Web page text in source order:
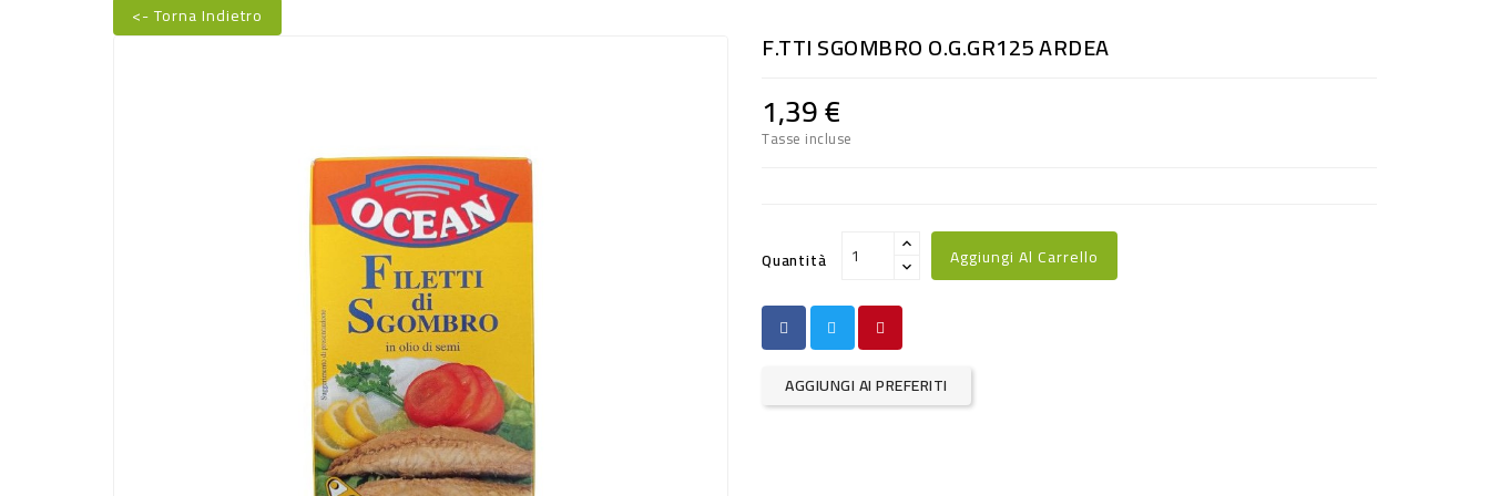
<- Torna Indietro
F.TTI SGOMBRO O.G.GR125 ARDEA
1,39 €
Tasse incluse
Quantità Aggiungi Al Carrello
AGGIUNGI AI PREFERITI